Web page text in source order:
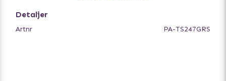
Detaljer
Artnr PA-TS247GRS